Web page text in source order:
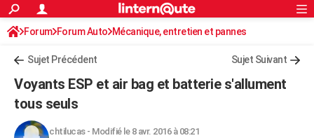
ACTUALITÉS
Politique
Société
Faits Divers
Education
Monde
Villes
+
Programme TV
TNTStreaming
Cinéma
Sorties cinéma
Musique
+FINANCE
Retraite
Impôts
Epargne
Immobilier
Risques naturels par ville
Banque
Assurance
Crédit
AUTO
Rechercher
S'inscrire
Connexion
Forum Forum Auto Mécanique, entretien et pannes
Sujet Précédent Sujet Suivant
Voyants ESP et air bag et batterie s'allument
tous seuls
chtilucas- Modifié le 8 avr. 2016 à 08:21